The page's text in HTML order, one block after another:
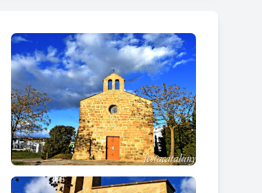
amb una rosassa en la part
de l'ermita presenta una nau amb un
endevinar les restes d'un contrafort en